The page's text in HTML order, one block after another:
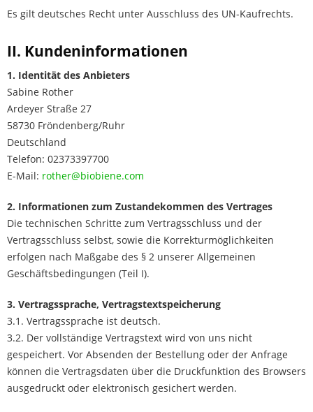
Es gilt deutsches Recht unter Ausschluss des UN-Kaufrechts.
II. Kundeninformationen
1. Identität des Anbieters
Sabine Rother
Ardeyer Straße 27
58730 Fröndenberg/Ruhr
Deutschland
Telefon: 02373397700
E-Mail: rother@biobiene.com
2. Informationen zum Zustandekommen des Vertrages
Die technischen Schritte zum Vertragsschluss und der
Vertragsschluss selbst, sowie die Korrekturmöglichkeiten
erfolgen nach Maßgabe des § 2 unserer Allgemeinen
Geschäftsbedingungen (Teil I).
3. Vertragssprache, Vertragstextspeicherung
3.1. Vertragssprache ist deutsch.
3.2. Der vollständige Vertragstext wird von uns nicht
gespeichert. Vor Absenden der Bestellung oder der Anfrage
können die Vertragsdaten über die Druckfunktion des Browsers
ausgedruckt oder elektronisch gesichert werden.